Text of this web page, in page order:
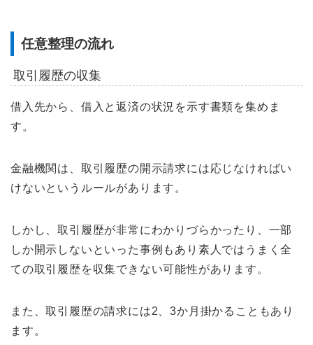
任意整理の流れ
取引履歴の収集
借入先から、借入と返済の状況を示す書類を集めま
す。
金融機関は、取引履歴の開示請求には応じなければい
けないというルールがあります。
しかし、取引履歴が非常にわかりづらかったり、一部
しか開示しないといった事例もあり素人ではうまく全
ての取引履歴を収集できない可能性があります。
また、取引履歴の請求には2、3か月掛かることもあり
ます。